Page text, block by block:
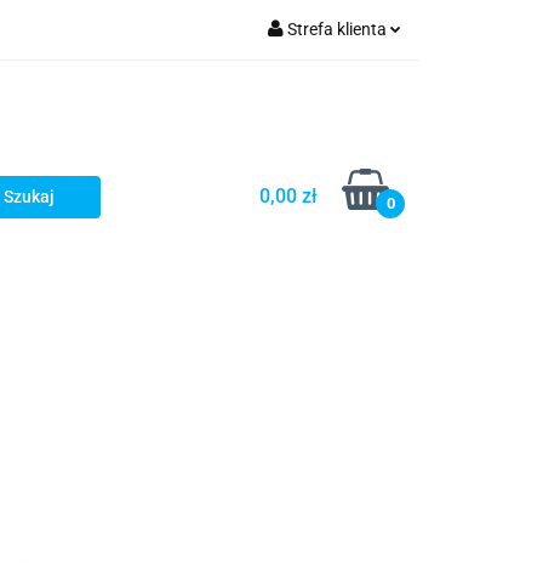
Strefa klienta
Dodaj zgłoszenie
0,00 zł 0